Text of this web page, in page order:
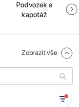
Podvozek a
kapotáž
Zobrazit vše